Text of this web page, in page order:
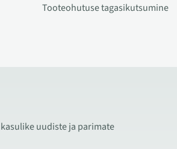
Tooteohutuse tagasikutsumine
uudiste ja parimate